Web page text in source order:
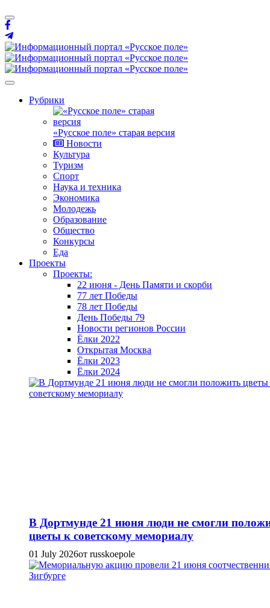
Рубрики
«Русское поле» старая версия
Новости
Культура
Туризм
Спорт
Наука и техника
Экономика
Молодежь
Образование
Общество
Конкурсы
Еда
Проекты
Проекты:
22 июня - День Памяти и скорби
77 лет Победы
78 лет Победы
День Победы 79
Новости регионов России
Ёлки 2022
Открытая Москва
Ёлки 2023
Ёлки 2024
В Дортмунде 21 июня люди не смогли
цветы к советскому мемориалу
01 July 2026от russkoepole